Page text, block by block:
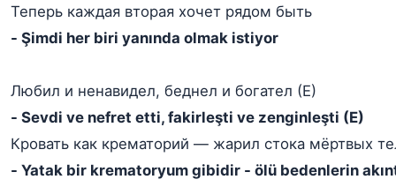
Теперь каждая вторая хочет рядом быть
- Şimdi her biri yanında olmak istiyor
Любил и ненавидел, беднел и богател (Е)
- Sevdi ve nefret etti, fakirleşti ve zenginleşti (E)
Кровать как крематорий — жарил стока мёртвых
- Yatak bir krematoryum gibidir - ölü bedenlerin